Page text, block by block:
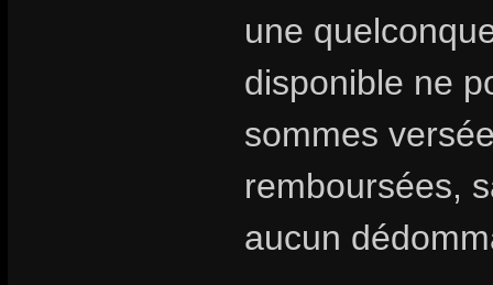
une
disponible ne
sommes
remboursées,
aucun